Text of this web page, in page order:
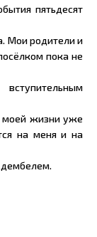
пятьдесят
Мои родители и
пока не
моей жизни уже
на меня и на
дембелем.